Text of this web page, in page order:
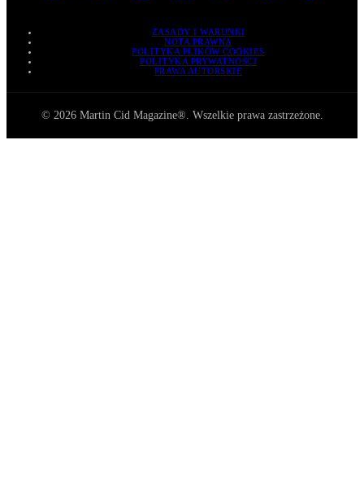
ZASADY I WARUNKI
NOTA PRAWNA
POLITYKA PLIKÓW COOKIES
POLITYKA PRYWATNOŚCI
PRAWA AUTORSKIE
© 2026 Martin Cid Magazine®. Wszelkie prawa zastrzeżone.